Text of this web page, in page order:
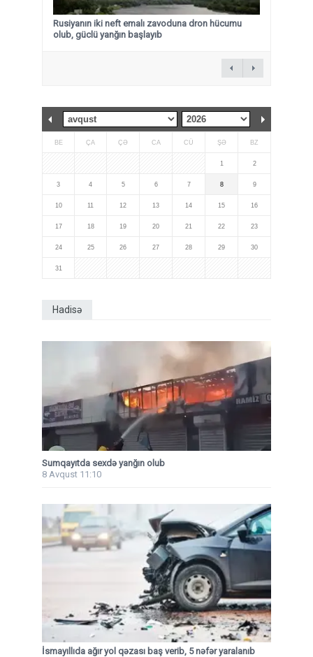
Rusiyanın iki neft emalı zavoduna dron hücumu
olub, güclü yanğın başlayıb
BE ÇA ÇƏ CA CÜ ŞƏ BZ
1 2
3 4 5 6 7 8 9
10 11 12 13 14 15 16
17 18 19 20 21 22 23
24 25 26 27 28 29 30
31
Hadisə
Sumqayıtda sexdə yanğın olub
8 Avqust 11:10
İsmayıllıda ağır yol qəzası baş verib, 5 nəfər yaralanıb